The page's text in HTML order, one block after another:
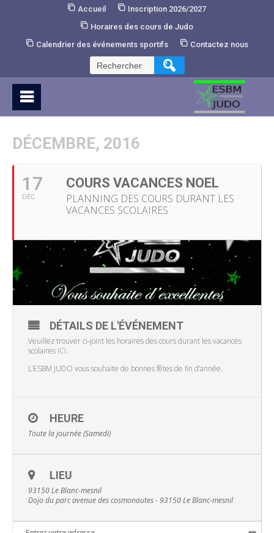
Accueil
Inscription 2026/2027
Horaires des cours de Judo
Calendrier des événements sportifs
Contactez nous
Rechercher :
DÉCEMBRE, 2016
17
DÉC
COURS VACANCES NOEL
PLANNING DES COURS DURANT LES
VACANCES SCOLAIRES
DÉTAILS DE L'ÉVÉNEMENT
Veuillez trouver ci-joint les horaires des cours durant les vacances
scolaires ICI.
L’ESBM JUDO vous souhaite de bonnes fêtes de fin d’année.
HEURE
Toute la journée (Samedi)
LIEU
93150 Le Blanc-mesnil
Dojo du parc avenue des cosmonautes - 93150 Le Blanc-mesnil